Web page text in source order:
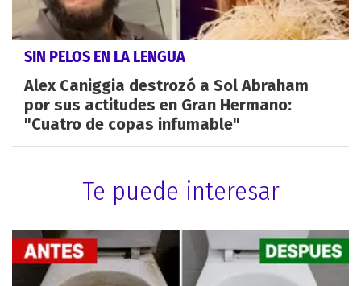
SIN PELOS EN LA LENGUA
Alex Caniggia destrozó a Sol Abraham
por sus actitudes en Gran Hermano:
"Cuatro de copas infumable"
Te puede interesar